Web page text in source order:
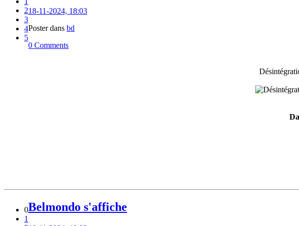
2
3
4
5
18-11-2024, 18:03
Poster dans bd
0 Comments
0
1
Belmondo s'affiche